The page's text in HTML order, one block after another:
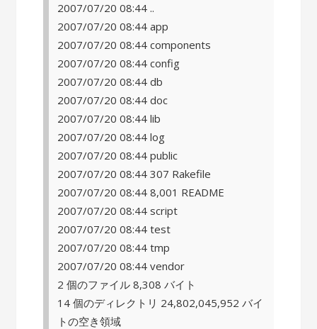
2007/07/20 08:44 ..
2007/07/20 08:44 app
2007/07/20 08:44 components
2007/07/20 08:44 config
2007/07/20 08:44 db
2007/07/20 08:44 doc
2007/07/20 08:44 lib
2007/07/20 08:44 log
2007/07/20 08:44 public
2007/07/20 08:44 307 Rakefile
2007/07/20 08:44 8,001 README
2007/07/20 08:44 script
2007/07/20 08:44 test
2007/07/20 08:44 tmp
2007/07/20 08:44 vendor
2 個のファイル 8,308 バイト
14 個のディレクトリ 24,802,045,952 バイ
トの空き領域